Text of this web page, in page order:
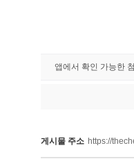
앱에서 확인 가능한
게시물 주소 https://